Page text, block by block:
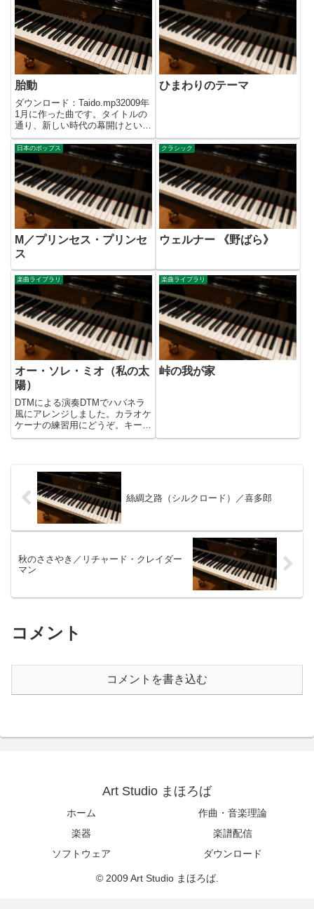
胎動
ダウンロード：Taido.mp32009年
1月に作った曲です。タイトルの
通り、新しい時代の幕開けという
イメージで作りました。終始打ち
鳴らされる和太鼓のリズムに乗っ
て琴と尺八がメロディーを奏でま
す。最初は和風のイメージだった
のですが、なぜか突...
ひまわりのテーマ
日本のポップス
M／プリンセス・プリンセ
ス
クラシック
ウェルナー 《野ばら》
楽曲ライブラリ
オー・ソレ・ミオ（私の太
陽）
DTMによる演奏DTMでハバネラ
風にアレンジしました。カラオケ
ケーナの練習用にどうぞ。キーは
Gです。
楽曲ライブラリ
峠の我が家
絲綢之路（シルクロード）／喜多郎
秋のささやき／リチャード・クレイダー
マン
コメント
コメントを書き込む
Art Studio まほろば
ホーム
作曲・音楽理論
楽器
楽譜配信
ソフトウェア
ダウンロード
© 2009 Art Studio まほろば.